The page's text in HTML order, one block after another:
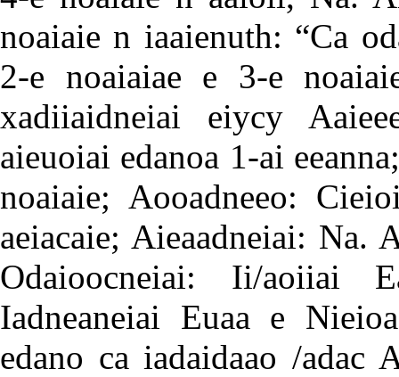
noaiaie n iaaienuth: “Ca
2-e noaiaiae e 3-e
xadiiaidneiai eiycy
aieuoiai edanoa 1-ai
noaiaie; Aooadneeo:
aeiacaie; Aieaadneiai: Na.
Odaioocneiai: Ii/aoiiai
Iadneaneiai Euaa e
edano ca iadaidaao /adac